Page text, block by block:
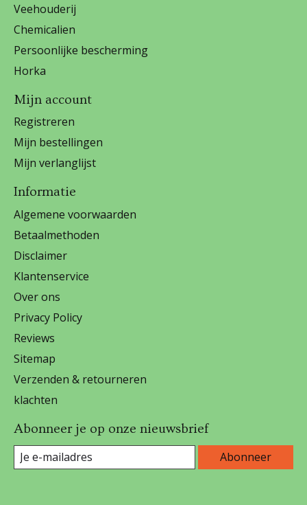
Veehouderij
Chemicalien
Persoonlijke bescherming
Horka
Mijn account
Registreren
Mijn bestellingen
Mijn verlanglijst
Informatie
Algemene voorwaarden
Betaalmethoden
Disclaimer
Klantenservice
Over ons
Privacy Policy
Reviews
Sitemap
Verzenden & retourneren
klachten
Abonneer je op onze nieuwsbrief
Abonneer